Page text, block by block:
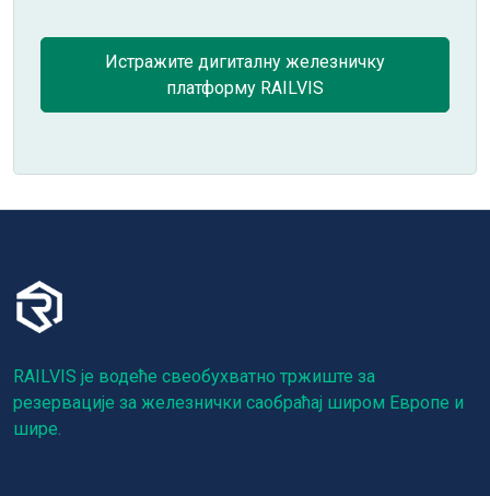
Истражите дигиталну железничку
платформу RAILVIS
RAILVIS је водеће свеобухватно тржиште за
резервације за железнички саобраћај широм Европе и
шире.